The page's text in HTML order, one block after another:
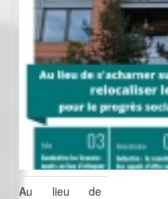
Au lieu de